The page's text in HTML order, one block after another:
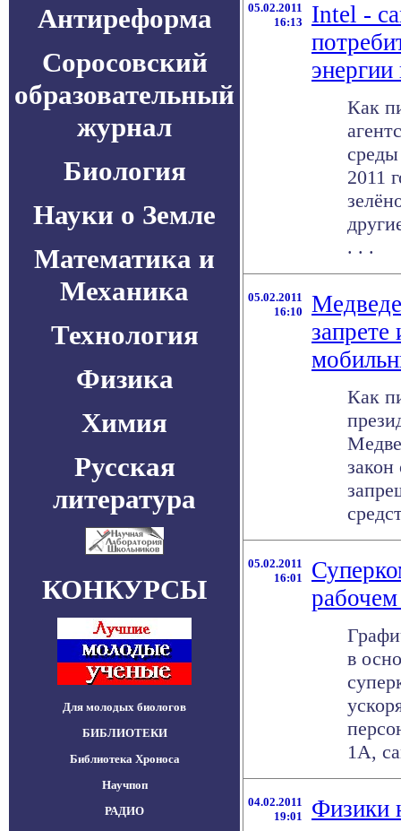
Антиреформа
Соросовский
образовательный
журнал
Биология
Науки о Земле
Математика и
Механика
Технология
Физика
Химия
Русская
литература
КОНКУРСЫ
Для молодых биологов
БИБЛИОТЕКИ
Библиотека Хроноса
Научпоп
РАДИО
05.02.2011
16:13
Intel -
Как
2011
. . .
05.02.2011
16:10
запрете
Как
закон
05.02.2011
16:01
рабочем
в
1A,
04.02.2011
19:01
Физики